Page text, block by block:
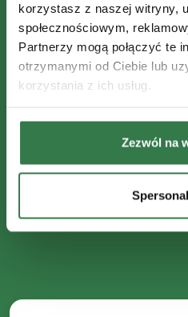
korzystasz z naszej witryny,
społecznościowym,
Partnerzy mogą połączyć te
otrzymanymi od Ciebie lub
korzystania z ich usług.
Zezwól na